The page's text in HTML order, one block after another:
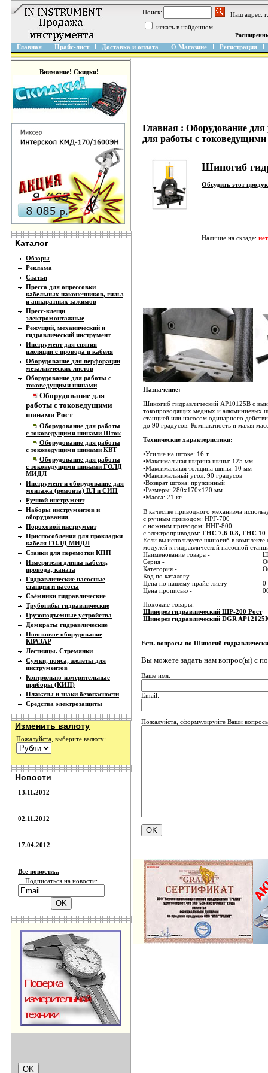
Поиск:
Наш адрес:
искать в найденном
Главная Прайс-лист Доставка и оплата О Магазине Регистрация
Внимание! Скидки!
Каталог
Обзоры
Реклама
Статьи
Пресса для опрессовки
кабельных наконечников, гильз
и аппаратных зажимов
Пресс-клещи
электромонтажные
Режущий, механический и
гидравлический инструмент
Инструмент для снятия
изоляции с провода и кабеля
Оборудование для перфорации
металлических листов
Оборудование для работы с
токоведущими шинами
Оборудование для
работы с токоведущими
шинами Рост
Оборудование для работы
с токоведущими шинами Шток
Оборудование для работы
с токоведущими шинами КВТ
Оборудование для работы
с токоведущими шинами ГОЛД
МИДЛ
Инструмент и оборудование для
монтажа (ремонта) ВЛ и СИП
Ручной инструмент
Наборы инструментов и
оборудования
Пороховой инструмент
Приспособления для прокладки
кабеля ГОЛД МИДЛ
Станки для перемотки КПП
Измерители длины кабеля,
провода, каната
Гидравлические насосные
станции и насосы
Съёмники гидравлические
Трубогибы гидравлические
Грузоподъемные устройства
Домкраты гидравлические
Поисковое оборудование
КВАЗАР
Лестницы. Стремянки
Сумки, пояса, желеты для
инструментов
Контрольно-измерительные
приборы (КИП)
Плакаты и знаки безопасности
Средства электрозащиты
Изменить валюту
Пожалуйста, выберите валюту:
Новости
13.11.2012
02.11.2012
17.04.2012
Все новости...
Подписаться на новости:
Главная : Оборудование
для работы с
Шиногиб
Обсудить этот
Наличие на складе: нет
Назначение:
Шиногиб гидравлический АР10125В с
токопроводящих медных и алюминиевых
станцией или насосом одинарного
до 90 градусов. Компактность и малая
Технические характеристики:
•Усилие на штоке: 16 т
•Максимальная ширина шины: 125 мм
•Максимальная толщина шины: 10 мм
•Максимальный угол: 90 градусов
•Возврат штока: пружинный
•Размеры: 280х170х120 мм
•Масса: 21 кг
В качестве приводного механизма
c ручным приводом: НРГ-700
с ножным приводом: ННГ-800
с электроприводом: ГНС 7,6-0.8, ГНС
Если вы используете шиногиб в
модулей к гидравлической насосной
Наименование товара -
Серия -
Категория -
Код по каталогу -
Цена по нашему прайс-листу -
0
Цена прописью -
Похожие товары:
Шинорез гидравлический ШР-200 Рост
Шинорез гидравлический DGR
Есть вопросы по Шиногиб
Вы можете задать нам вопрос(ы) с
Ваше имя:
Email:
Пожалуйста, сформулируйте Ваши